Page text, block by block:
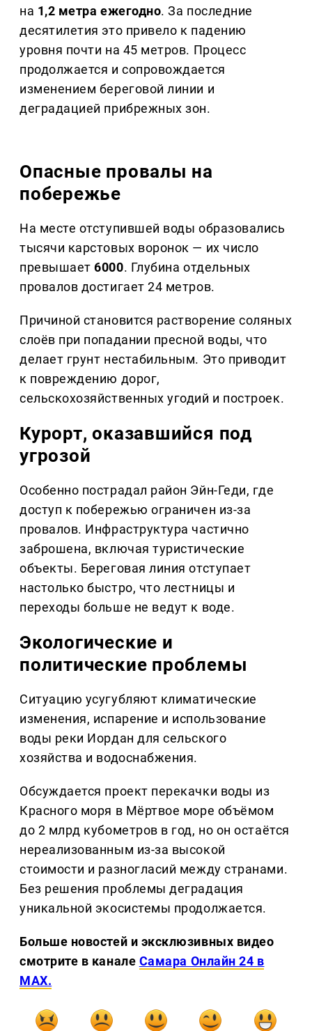
на 1,2 метра ежегодно. За последние
десятилетия это привело к падению
уровня почти на 45 метров. Процесс
продолжается и сопровождается
изменением береговой линии и
деградацией прибрежных зон.
Опасные провалы на
побережье
На месте отступившей воды образовались
тысячи карстовых воронок — их число
превышает6000. Глубина отдельных
провалов достигает 24 метров.
Причиной становится растворение соляных
слоёв при попадании пресной воды, что
делает грунт нестабильным. Это приводит
к повреждению дорог,
сельскохозяйственных угодий и построек.
Курорт, оказавшийся под
угрозой
Особенно пострадал район Эйн-Геди, где
доступ к побережью ограничен из-за
провалов. Инфраструктура частично
заброшена, включая туристические
объекты. Береговая линия отступает
настолько быстро, что лестницы и
переходы больше не ведут к воде.
Экологические и
политические проблемы
Ситуацию усугубляют климатические
изменения, испарение и использование
воды реки Иордан для сельского
хозяйства и водоснабжения.
Обсуждается проект перекачки воды из
Красного моря в Мёртвое море объёмом
до 2 млрд кубометров в год, но он остаётся
нереализованным из-за высокой
стоимости и разногласий между странами.
Без решения проблемы деградация
уникальной экосистемы продолжается.
Больше новостей и эксклюзивных видео
смотрите в канале Самара Онлайн 24 в
MAX.